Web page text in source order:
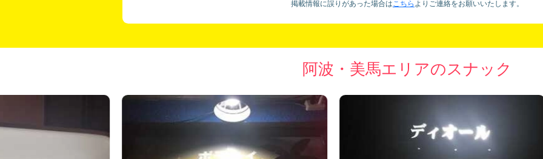
掲載情報に誤りがあった場合はこちら より ご連絡をお願いいたします。
阿波・美馬エリアのスナック